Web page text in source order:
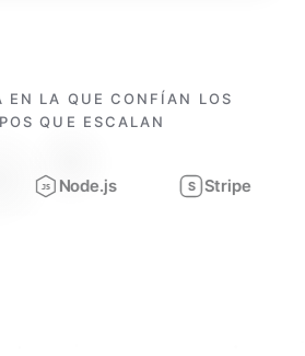
EN LA QUE CONFÍAN LOS
QUE ESCALAN
S Stripe Figma